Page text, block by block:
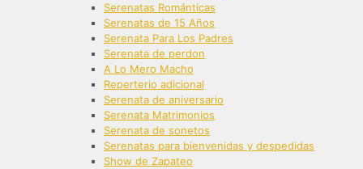
Serenatas Románticas
Serenatas de 15 Años
Serenata Para Los Padres
Serenata de perdon
A Lo Mero Macho
Reperterio adicional
Serenata de aniversario
Serenata Matrimonios
Serenata de sonetos
Serenatas para bienvenidas y despedidas
Show de Zapateo